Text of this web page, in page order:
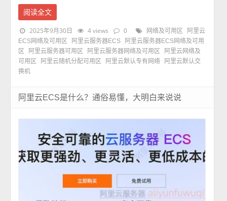
阅读全文
2025年9月30日 4 views 0 网络及可用区
阿里云
ECS网络及可用区
阿里云服务器ECS
阿里云服务器ECS网络及可用
区
阿里云服务器可用区 阿里云服务器网络及可用区
阿里云网络及
可用区
阿里云随机分配可用区 阿里云默认专有网络
阿里云默认交
换机
阿里云ECS是什么？通俗易懂，大明白来说说